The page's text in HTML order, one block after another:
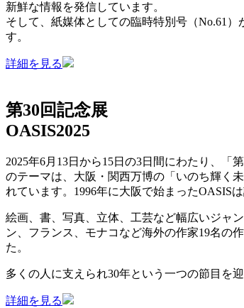
新鮮な情報を発信しています。
そして、紙媒体としての臨時特別号（No.61
す。
詳細を見る
第30回記念展
OASIS2025
2025年6月13日から15日の3日間にわたり、「
のテーマは、大阪・関西万博の「いのち輝く
れています。 1996年に大阪で始まったOASIS
絵画、書、写真、立体、工芸など幅広いジャ
ン、フランス、モナコなど海外の作家19名の
た。
多くの人に支えられ30年という一つの節目を
詳細を見る